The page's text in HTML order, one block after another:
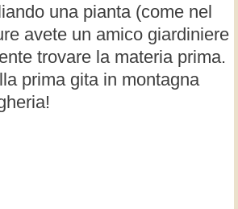
una pianta (come nel
avete un amico giardiniere
trovare la materia prima.
prima gita in montagna